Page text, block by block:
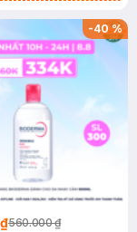
-40%
560.000 ₫